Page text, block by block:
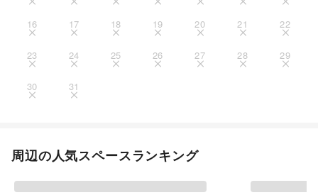
16 17 18 19 20 21 22
23 24 25 26 27 28 29
30 31
周辺の人気スペースランキング